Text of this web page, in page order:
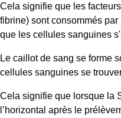
Cela signifie que les
fibrine) sont consommés
que les cellules sanguines
Le caillot de sang se forme
cellules sanguines se
Cela signifie que lorsque la
l’horizontal après le